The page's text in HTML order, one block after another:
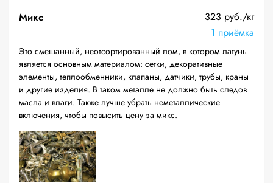
Микс
323 руб./кг
1 приёмка
Это смешанный, неотсортированный лом, в котором латунь
является основным материалом: сетки, декоративные
элементы, теплообменники, клапаны, датчики, трубы, краны
и другие изделия. В таком металле не должно быть следов
масла и влаги. Также лучше убрать неметаллические
включения, чтобы повысить цену за микс.